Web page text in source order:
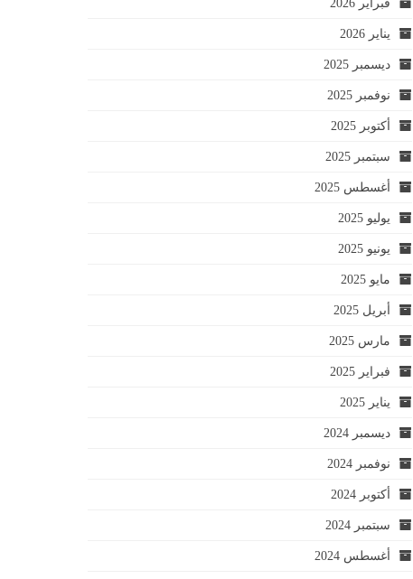
فبراير 2026
يناير 2026
ديسمبر 2025
نوفمبر 2025
أكتوبر 2025
سبتمبر 2025
أغسطس 2025
يوليو 2025
يونيو 2025
مايو 2025
أبريل 2025
مارس 2025
فبراير 2025
يناير 2025
ديسمبر 2024
نوفمبر 2024
أكتوبر 2024
سبتمبر 2024
أغسطس 2024